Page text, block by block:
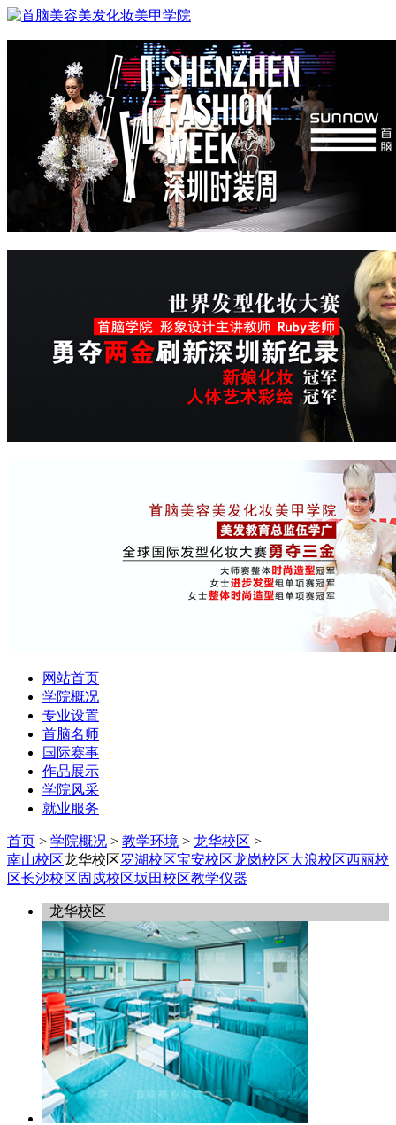
网站首页
学院概况
专业设置
首脑名师
国际赛事
作品展示
学院风采
就业服务
首页 > 学院概况 > 教学环境 > 龙华校区 >
南山校区龙华校区罗湖校区宝安校区龙岗校区大浪校区西丽校
区长沙校区固戍校区坂田校区教学仪器
龙华校区